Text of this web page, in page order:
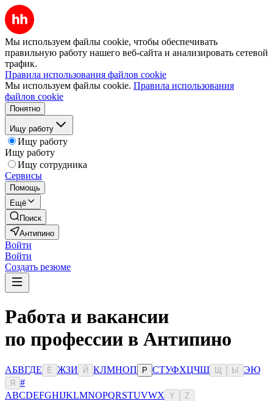
Мы используем файлы cookie, чтобы обеспечивать
правильную работу нашего веб-сайта и анализировать сетевой
трафик.
Правила использования файлов cookie
Мы используем файлы cookie. Правила использования
файлов cookie
Понятно
Ищу работу
Ищу работу
Ищу работу
Ищу сотрудника
Сервисы
Помощь
Ещё
Поиск
Антипино
Войти
Войти
Создать резюме
Работа и вакансии
по профессии в Антипино
АБВГДЕ Ё ЖЗИ Й КЛМНОП Р СТУФХЦЧШ Ы ЭЮ
Я
#
ABCDEFGHIJKLMNOPQRSTUVWX Y Z